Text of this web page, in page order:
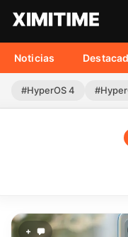
Noticias
#HyperOS 4
+